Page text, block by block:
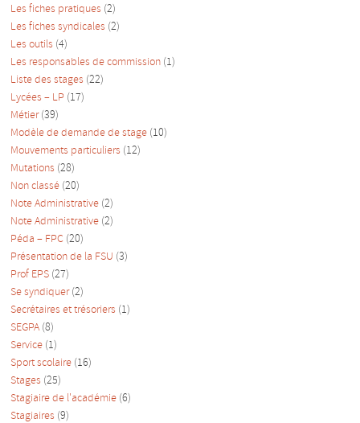
Les fiches pratiques (2)
Les fiches syndicales (2)
Les outils (4)
Les responsables de commission (1)
Liste des stages (22)
Lycées – LP (17)
Métier(39)
Modèle de demande de stage (10)
Mouvements particuliers (12)
Mutations (28)
Non classé (20)
Note Administrative (2)
Note Administrative (2)
Péda – FPC (20)
Présentation de la FSU (3)
Prof EPS (27)
Se syndiquer(2)
Secrétaires et trésoriers (1)
SEGPA (8)
Service (1)
Sport scolaire (16)
Stages (25)
Stagiaire de l'académie (6)
Stagiaires (9)